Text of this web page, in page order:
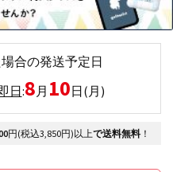
合の発送予定日
日:8 月 10日(月)
円(税込3,850円)以上で送料無料 ！